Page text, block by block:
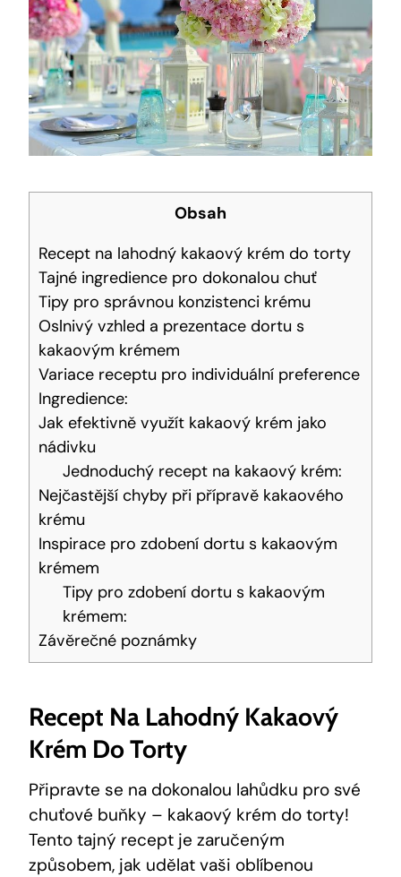
Obsah
Recept na lahodný kakaový krém do torty
Tajné ingredience⁤ pro dokonalou chuť
Tipy‍ pro správnou konzistenci ⁢krému
Oslnivý vzhled a ⁤prezentace dortu⁤ s
kakaovým krémem
Variace receptu pro individuální ⁤preference
Ingredience:
Jak‌ efektivně využít ‍kakaový ⁤krém jako
nádivku
Jednoduchý ⁤recept na‌ kakaový krém:
Nejčastější ⁣chyby ‍při přípravě kakaového
krému
Inspirace⁤ pro zdobení dortu s kakaovým
krémem
Tipy⁣ pro zdobení dortu s kakaovým
krémem:
Závěrečné poznámky
Recept Na Lahodný Kakaový
Krém Do Torty
Připravte se na​ dokonalou lahůdku pro své
chuťové‍ buňky – kakaový krém ⁢do torty! ​
Tento tajný ‍recept je⁣ zaručeným‌
způsobem, jak udělat vaši ‌oblíbenou ​